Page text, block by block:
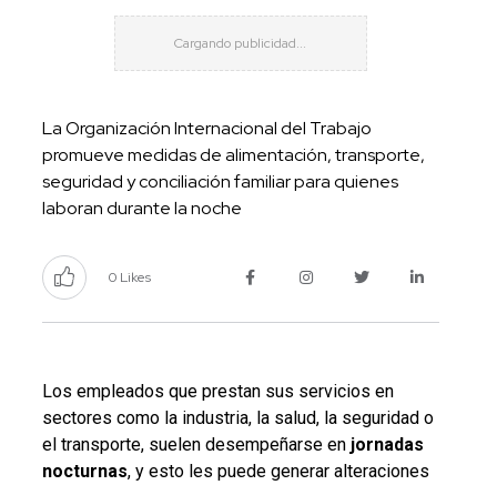
La Organización Internacional del Trabajo
promueve medidas de alimentación, transporte,
seguridad y conciliación familiar para quienes
laboran durante la noche
0 Likes
Los empleados que prestan sus servicios en
sectores como la industria, la salud, la seguridad o
el transporte, suelen desempeñarse en jornadas
nocturnas, y esto les puede generar alteraciones